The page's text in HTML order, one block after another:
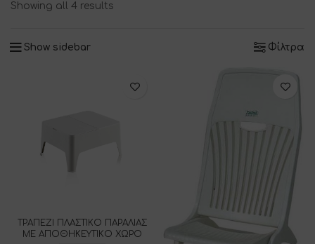
Showing all 4 results
Show sidebar Φίλτρα
ΤΡΑΠΕΖΙ ΠΛΑΣΤΙΚΟ ΠΑΡΑΛΙΑΣ
ΜΕ ΑΠΟΘΗΚΕΥΤΙΚΟ ΧΩΡΟ